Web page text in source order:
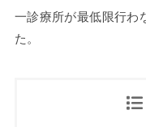
一診療所が最低限行わ
た。